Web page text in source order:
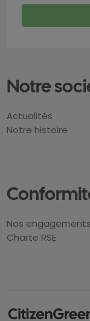
Notre
Actualités
Notre histoire
Nos engagements
Charte RSE